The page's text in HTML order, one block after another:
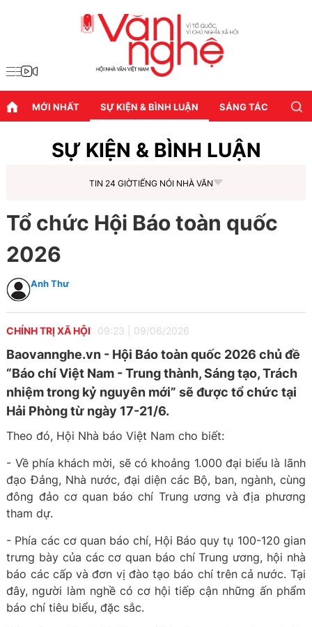
MỚI NHẤT SỰ KIỆN & BÌNH LUẬN SÁNG TÁC
SỰ KIỆN & BÌNH LUẬN
TIN 24 GIỜTIẾNG NÓI NHÀ VĂN
Tổ chức Hội Báo toàn quốc
2026
Anh Thư
CHÍNH TRỊ XÃ HỘI 09:23 09/06/2026
Baovannghe.vn - Hội Báo toàn quốc 2026 chủ đề
“Báo chí Việt Nam - Trung thành, Sáng tạo, Trách
nhiệm trong kỷ nguyên mới” sẽ được tổ chức tại
Hải Phòng từ ngày 17-21/6.
Theo đó, Hội Nhà báo Việt Nam cho biết:
- Về phía khách mời, sẽ có khoảng 1.000 đại biểu là lãnh
đạo Đảng, Nhà nước, đại diện các Bộ, ban, ngành, cùng
đông đảo cơ quan báo chí Trung ương và địa phương
tham dự.
- Phía các cơ quan báo chí, Hội Báo quy tụ 100-120 gian
trưng bày của các cơ quan báo chí Trung ương, hội nhà
báo các cấp và đơn vị đào tạo báo chí trên cả nước. Tại
đây, người làm nghề có cơ hội tiếp cận những ấn phẩm
báo chí tiêu biểu, đặc sắc.